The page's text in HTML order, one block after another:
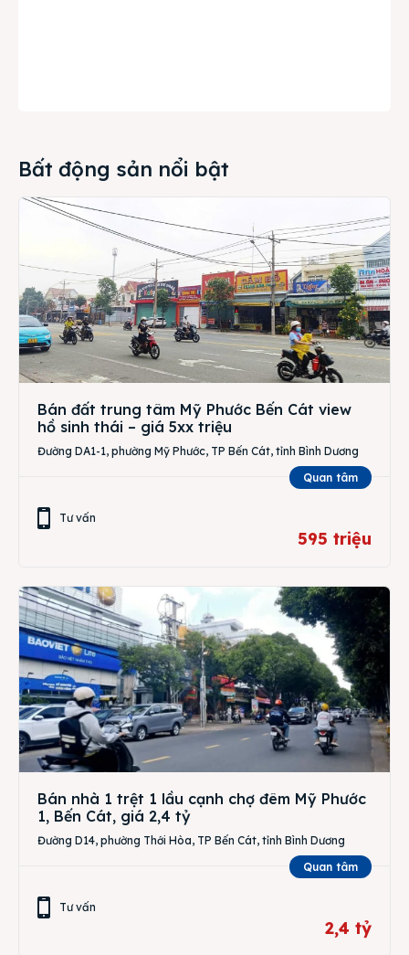
Bất động sản nổi bật
Bán đất trung tâm Mỹ Phước Bến Cát view
hồ sinh thái – giá 5xx triệu
Đường DA1-1, phường Mỹ Phước, TP Bến Cát, tỉnh Bình Dương
Quan tâm
Tư vấn
595 triệu
Bán nhà 1 trệt 1 lầu cạnh chợ đêm Mỹ Phước
1, Bến Cát, giá 2,4 tỷ
Đường D14, phường Thới Hòa, TP Bến Cát, tỉnh Bình Dương
Quan tâm
Tư vấn
2,4 tỷ